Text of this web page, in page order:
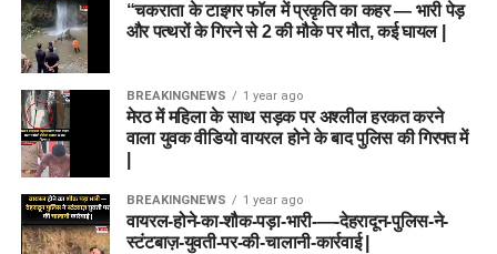
“चकराता के टाइगर फॉल में प्रकृति का कहर — भारी पेड़
और पत्थरों के गिरने से 2 की मौके पर मौत, कई घायल |
BREAKINGNEWS 1 year ago
मेरठ में महिला के साथ सड़क पर अश्लील हरकत करने
वाला युवक वीडियो वायरल होने के बाद पुलिस की गिरफ्त में
BREAKINGNEWS 1 year ago
वायरल-होने-का-शौक-पड़ा-भारी-—-देहरादून-पुलिस-ने-
स्टंटबाज़-युवती-पर-की-चालानी-कार्रवाई |